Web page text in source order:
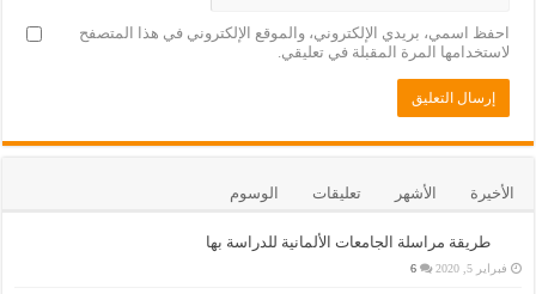
احفظ اسمي، بريدي الإلكتروني، والموقع الإلكتروني في هذا المتصفح
لاستخدامها المرة المقبلة في تعليقي.
الأخيرة الأشهر تعليقات الوسوم
طريقة مراسلة الجامعات الألمانية للدراسة بها
فبراير 5, 2020 6